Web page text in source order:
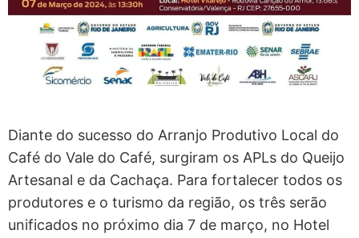
Diante do sucesso do Arranjo Produtivo Local do
Café do Vale do Café, surgiram os APLs do Queijo
Artesanal e da Cachaça. Para fortalecer todos os
produtores e o turismo da região, os três serão
unificados no próximo dia 7 de março, no Hotel